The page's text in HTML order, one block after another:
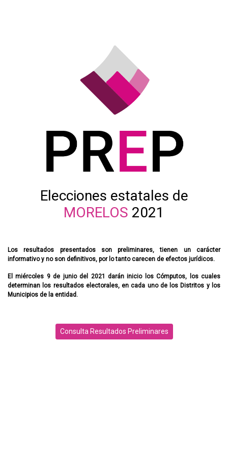
Elecciones estatales de
MORELOS 2021
Los resultados presentados son preliminares, tienen un carácter
informativo y no son definitivos, por lo tanto carecen de efectos jurídicos.
El miércoles 9 de junio del 2021 darán inicio los Cómputos, los cuales
determinan los resultados electorales, en cada uno de los Distritos y los
Municipios de la entidad.
Consulta Resultados Preliminares